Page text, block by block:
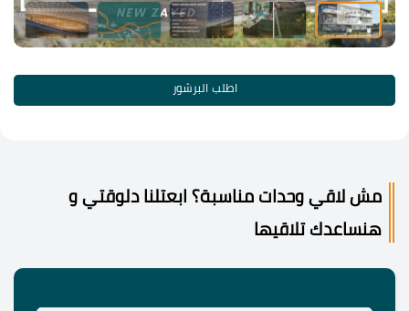
اطلب البرشور
مش لاقي وحدات مناسبة؟ ابعتلنا دلوقتي و
هنساعدك تلاقيها